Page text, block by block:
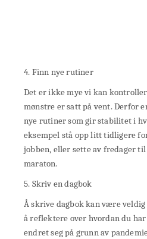
4. Finn nye rutiner
Det er ikke mye vi kan
mønstre er satt på vent. Derfor
nye rutiner som gir stabilitet i
eksempel stå opp litt tidligere
jobben, eller sette av fredager
maraton.
5. Skriv en dagbok
Å skrive dagbok kan være veldig
å reflektere over hvordan du har
endret seg på grunn av